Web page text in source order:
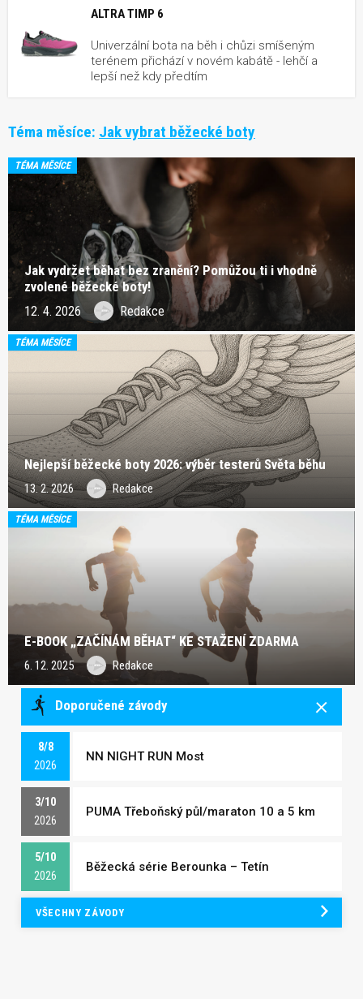
ALTRA TIMP 6
Univerzální bota na běh i chůzi smíšeným
terénem přichází v novém kabátě - lehčí a
lepší než kdy předtím
Téma měsíce: Jak vybrat běžecké boty
TÉMA MĚSÍCE
Jak vydržet běhat bez zranění? Pomůžou ti i vhodně
zvolené běžecké boty!
12. 4. 2026 Redakce
TÉMA MĚSÍCE
Nejlepší běžecké boty 2026: výběr testerů Světa běhu
13. 2. 2026 Redakce
TÉMA MĚSÍCE
E-BOOK „ZAČÍNÁM BĚHAT“ KE STAŽENÍ ZDARMA
6. 12. 2025 Redakce
Doporučené závody
8/8
2026
NN NIGHT RUN Most
3/10
2026
PUMA Třeboňský půl/maraton 10 a 5 km
5/10
2026
Běžecká série Berounka – Tetín
VŠECHNY ZÁVODY